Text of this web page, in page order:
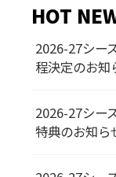
HOT
2026-27シー
程決定のお知
2026-27シー
特典のお知ら